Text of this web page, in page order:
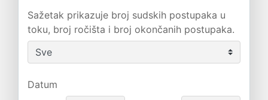
Sažetak prikazuje broj sudskih postupaka u
toku, broj ročišta i broj okončanih postupaka.
Datum